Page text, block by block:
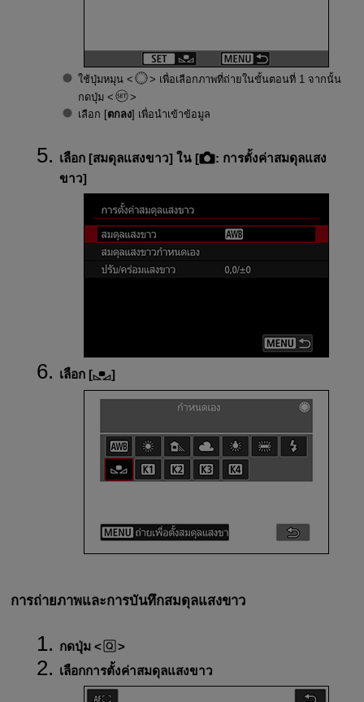
ใช้ปุ่มหมุน
เพื่อเลือกภาพที่ถ่ายในขั้นตอนที่ 1 จากนั้น
กดปุ่ม
เลือก [ตกลง] เพื่อนำเข้าข้อมูล
เลือก [สมดุลแสงขาว] ใน [ : การตั้งค่าสมดุลแสง
ขาว]
เลือก [ ]
การถ่ายภาพและการบันทึกสมดุลแสงขาว
กดปุ่ม
เลือกการตั้งค่าสมดุลแสงขาว